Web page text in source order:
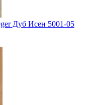
Дуб Исен 5001-05